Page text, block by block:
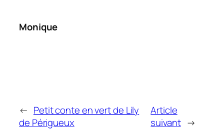
Monique
← Petit conte en vert de Lily
de Périgueux
Article
suivant →